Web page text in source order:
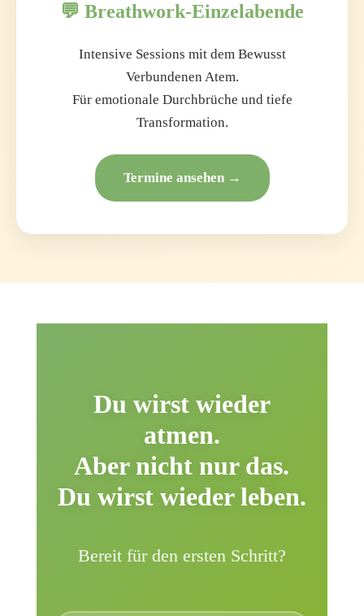
💬 Breathwork-Einzelabende
Intensive Sessions mit dem Bewusst
Verbundenen Atem.
Für emotionale Durchbrüche und tiefe
Transformation.
Termine ansehen →
Du wirst wieder
atmen.
Aber nicht nur das.
Du wirst wieder leben.
Bereit für den ersten Schritt?